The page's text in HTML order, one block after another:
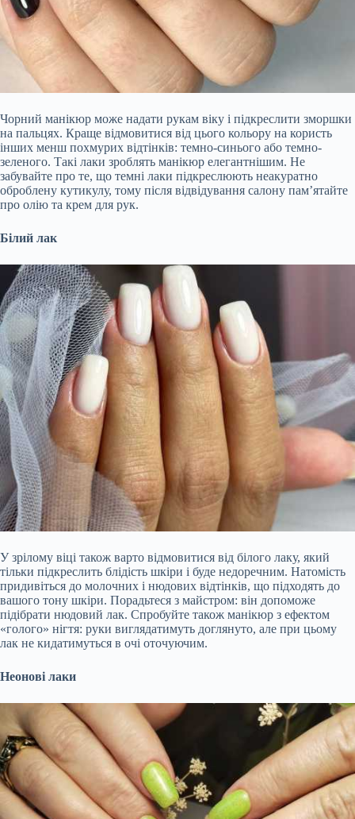
Чорний манікюр може надати рукам віку і підкреслити зморшки
на пальцях. Краще відмовитися від цього кольору на користь
інших менш похмурих відтінків: темно-синього або темно-
зеленого. Такі лаки зроблять манікюр елегантнішим. Не
забувайте про те, що темні лаки підкреслюють неакуратно
оброблену кутикулу, тому після відвідування салону пам’ятайте
про олію та крем для рук.
Білий лак
У зрілому віці також варто відмовитися від білого лаку, який
тільки підкреслить блідість шкіри і буде недоречним. Натомість
придивіться до молочних і нюдових відтінків, що підходять до
вашого тону шкіри. Порадьтеся з майстром: він допоможе
підібрати нюдовий лак. Спробуйте також манікюр з ефектом
«голого» нігтя: руки виглядатимуть доглянуто, але при цьому
лак не кидатимуться в очі оточуючим.
Неонові лаки